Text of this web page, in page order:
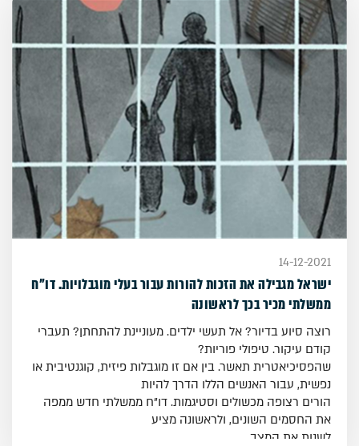
14-12-2021
ישראל מגבילה את הזכות להורות עבור בעלי מוגבלויות. דו"ח
ממשלתי מכיר בכך לראשונה
רוצה סיוע בדיור? אל תעשי ילדים. מעוניינת להתחתן? תעברי
קודם עיקור. טיפולי פוריות?
שהפסיכיאטרית תאשר. בין אם זו מוגבלות פיזית, קוגנטיבית או
נפשית, עבור האנשים הללו הדרך להיות
הורים רצופה מכשולים וסטיגמות. דו"ח ממשלתי חדש ממפה
את החסמים השונים, ולראשונה מציע
לשנות את המצב.